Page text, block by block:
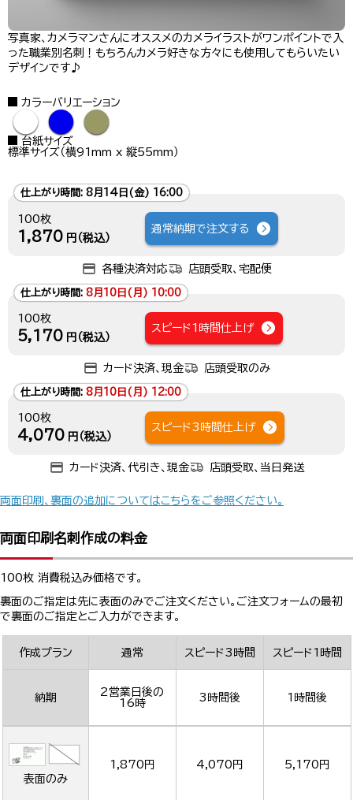
写真家、カメラマンさんにオススメのカメライラストがワンポイントで入
った職業別名刺！もちろんカメラ好きな方々にも使用してもらいたい
デザインです♪
カラーバリエーション
● ● ●
台紙サイズ
標準サイズ（横91mm x 縦55mm）
仕上がり時間: 8月14日(金) 16:00
100枚
1,870 円（税込）
通常納期で注文する
各種決済対応 店頭受取、宅配便
仕上がり時間: 8月10日(月) 10:00
100枚
5,170 円（税込）
スピード1時間仕上げ
カード決済、現金 店頭受取のみ
仕上がり時間: 8月10日(月) 12:00
100枚
4,070 円（税込）
スピード3時間仕上げ
カード決済、代引き、現金 店頭受取、当日発送
両面印刷、裏面の追加についてはこちらをご参照ください。
両面印刷名刺作成の料金
100枚 消費税込み価格です。
裏面のご指定は先に表面のみでご注文ください。ご注文フォームの最初
で裏面のご指定とご入力ができます。
作成プラン 通常 スピード3時間 スピード1時間
納期
2営業日後の
16時
3時間後 1時間後
表面のみ
1,870円 4,070円 5,170円